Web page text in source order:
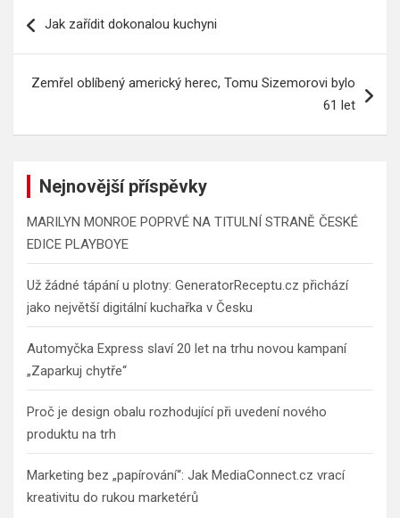
proJak zařídit dokonalou kuchyni
Zemřel oblíbený americký herec, Tomu Sizemorovi bylo
61 let
Nejnovější příspěvky
MARILYN MONROE POPRVÉ NA TITULNÍ STRANĚ ČESKÉ
EDICE PLAYBOYE
Už žádné tápání u plotny: GeneratorReceptu.cz přichází
jako největší digitální kuchařka v Česku
Automyčka Express slaví 20 let na trhu novou kampaní
„Zaparkuj chytře“
Proč je design obalu rozhodující při uvedení nového
produktu na trh
Marketing bez „papírování“: Jak MediaConnect.cz vrací
kreativitu do rukou marketérů